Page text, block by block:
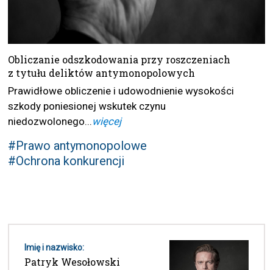
Obliczanie odszkodowania przy roszczeniach
z tytułu deliktów antymonopolowych
Prawidłowe obliczenie i udowodnienie wysokości
szkody poniesionej wskutek czynu
niedozwolonego...więcej
#Prawo antymonopolowe
#Ochrona konkurencji
Imię i nazwisko:
Patryk Wesołowski